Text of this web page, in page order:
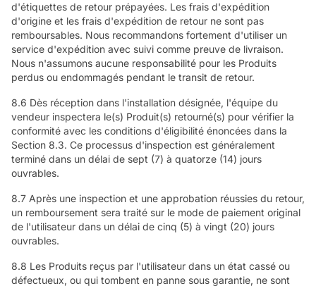
d'étiquettes de retour prépayées. Les frais d'expédition
d'origine et les frais d'expédition de retour ne sont pas
remboursables. Nous recommandons fortement d'utiliser un
service d'expédition avec suivi comme preuve de livraison.
Nous n'assumons aucune responsabilité pour les Produits
perdus ou endommagés pendant le transit de retour.
8.6 Dès réception dans l'installation désignée, l'équipe du
vendeur inspectera le(s) Produit(s) retourné(s) pour vérifier la
conformité avec les conditions d'éligibilité énoncées dans la
Section 8.3. Ce processus d'inspection est généralement
terminé dans un délai de sept (7) à quatorze (14) jours
ouvrables.
8.7 Après une inspection et une approbation réussies du retour,
un remboursement sera traité sur le mode de paiement original
de l'utilisateur dans un délai de cinq (5) à vingt (20) jours
ouvrables.
8.8 Les Produits reçus par l'utilisateur dans un état cassé ou
défectueux, ou qui tombent en panne sous garantie, ne sont